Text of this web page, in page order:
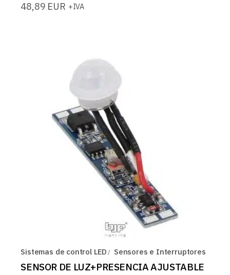
48,89 EUR +IVA
Sistemas de control LED Sensores e Interruptores
SENSOR DE LUZ+PRESENCIA AJUSTABLE